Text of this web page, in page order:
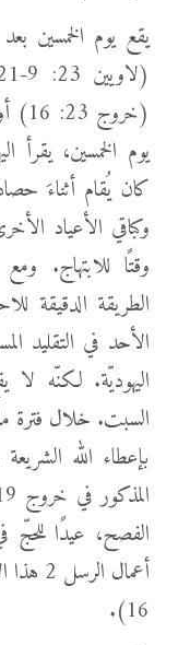
يقع يوم الخمسين
يوم الخمسين، يقرأ
وكباقي الأعياد
وقتًا للابتهاج.
الطريقة الدقيقة
الأحد في التقليد
اليهوديّة. لكنّه لا
السبت. خلال فترة ما
بإعطاء الله
الفصح، عيدًا للحجّ
16).